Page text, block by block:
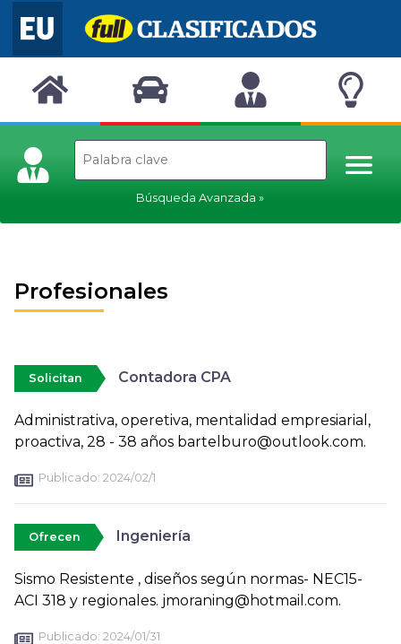
Búsqueda Avanzada
Profesionales
Solicitan Contadora CPA
Administrativa, operetiva, mentalidad empresiarial,
proactiva, 28 - 38 años bartelburo@outlook.com.
Publicado: 2024/02/1
Ofrecen Ingeniería
Sismo Resistente , diseños según normas- NEC15-
ACI 318 y regionales. jmoraning@hotmail.com.
Publicado: 2024/01/31